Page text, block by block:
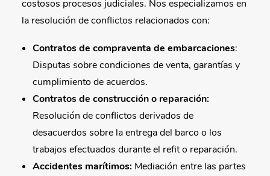
costosos procesos judiciales. Nos especializamos en
la resolución de conflictos relacionados con:
Contratos de compraventa de embarcaciones:
Disputas sobre condiciones de venta, garantías y
cumplimiento de acuerdos.
Contratos de construcción o reparación:
Resolución de conflictos derivados de
desacuerdos sobre la entrega del barco o los
trabajos efectuados durante el refit o reparación.
Accidentes marítimos: Mediación entre las partes